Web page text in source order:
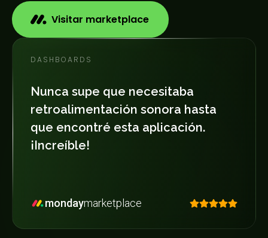
Visitar marketplace
DASHBOARDS
Nunca supe que necesitaba
retroalimentación sonora hasta
que encontré esta aplicación.
¡Increíble!
mondaymarketplace